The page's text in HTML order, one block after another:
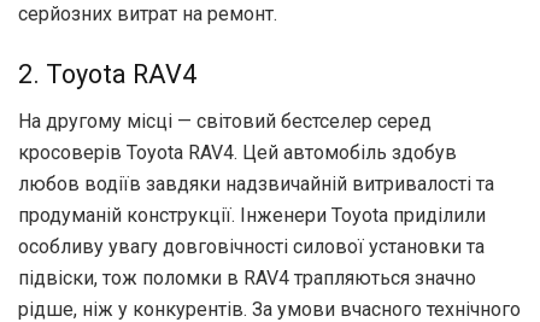
серйозних витрат на ремонт.
2. Toyota RAV4
На другому місці — світовий бестселер серед
кросоверів Toyota RAV4. Цей автомобіль здобув
любов водіїв завдяки надзвичайній витривалості та
продуманій конструкції. Інженери Toyota приділили
особливу увагу довговічності силової установки та
підвіски, тож поломки в RAV4 трапляються значно
рідше, ніж у конкурентів. За умови вчасного технічного